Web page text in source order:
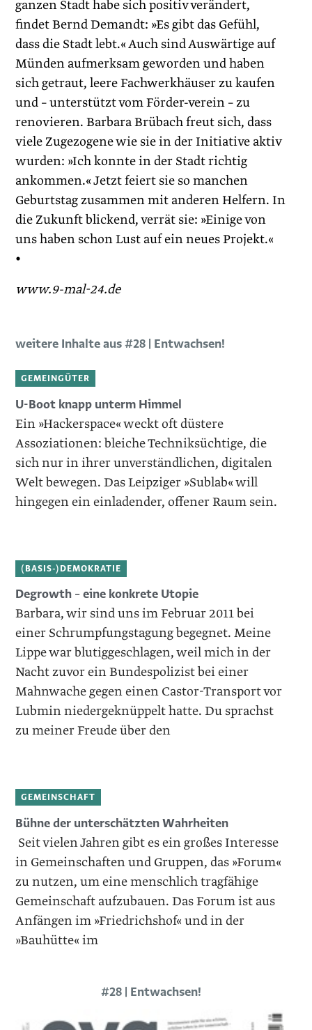
ganzen Stadt habe sich positiv verändert,
findet Bernd Demandt: »Es gibt das Gefühl,
dass die Stadt lebt.« Auch sind Auswärtige auf
Münden aufmerksam geworden und haben
sich getraut, leere Fachwerkhäuser zu kaufen
und – unterstützt vom Förder-verein – zu
renovieren. Barbara Brübach freut sich, dass
viele Zugezogene wie sie in der Initiative aktiv
wurden: »Ich konnte in der Stadt richtig
ankommen.« Jetzt feiert sie so manchen
Geburtstag zusammen mit anderen Helfern. In
die Zukunft blickend, verrät sie: »Einige von
uns haben schon Lust auf ein neues Projekt.«
•
www.9-mal-24.de
weitere Inhalte aus #28 | Entwachsen!
GEMEINGÜTER
U-Boot knapp unterm Himmel
Ein »Hackerspace« weckt oft düstere
Assoziationen: bleiche Techniksüchtige, die
sich nur in ihrer unverständlichen, digitalen
Welt bewegen. Das Leipziger »Sublab« will
hingegen ein einladender, offener Raum sein.
(BASIS-)DEMOKRATIE
Degrowth – eine konkrete Utopie
Barbara, wir sind uns im Februar 2011 bei
einer Schrumpfungstagung begegnet. Meine
Lippe war blutiggeschlagen, weil mich in der
Nacht zuvor ein Bundespolizist bei einer
Mahnwache gegen einen Castor-Transport vor
Lubmin niedergeknüppelt hatte. Du sprachst
zu meiner Freude über den
GEMEINSCHAFT
Bühne der unterschätzten Wahrheiten
Seit vielen Jahren gibt es ein großes Interesse
in Gemeinschaften und Gruppen, das »Forum«
zu nutzen, um eine menschlich tragfähige
Gemeinschaft aufzubauen. Das Forum ist aus
Anfängen im »Friedrichshof« und in der
»Bauhütte« im
#28 | Entwachsen!